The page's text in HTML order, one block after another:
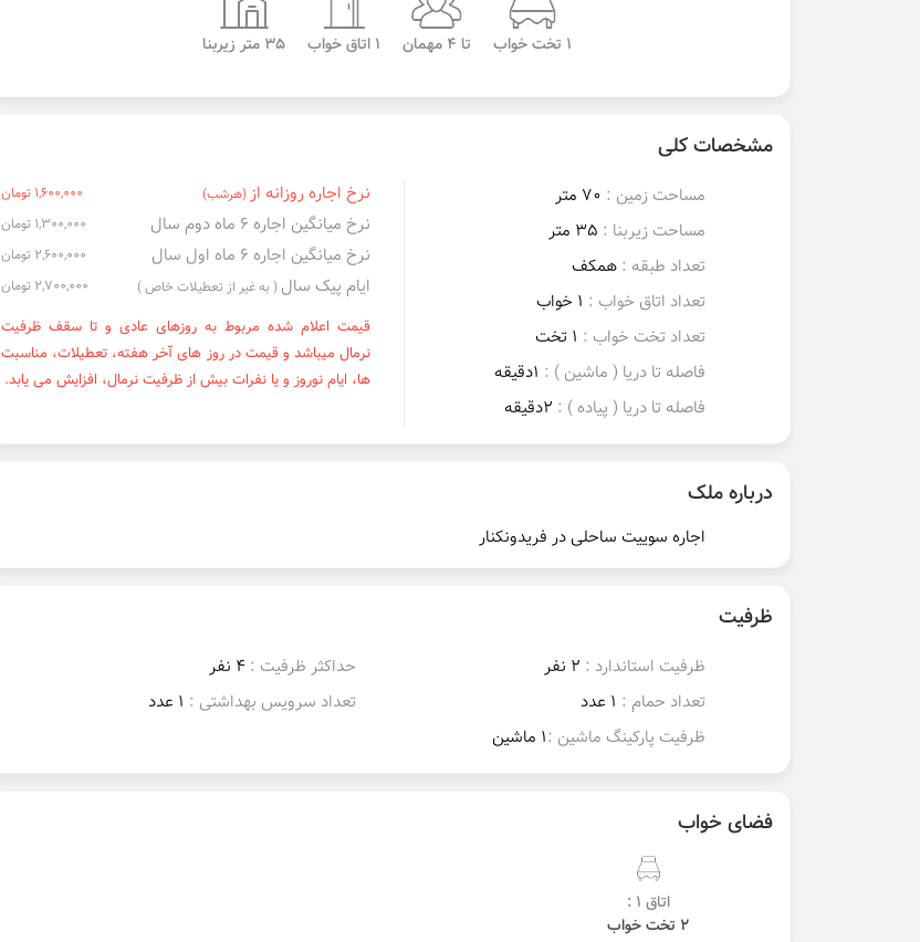
1 تخت خواب تا 4 مهمان 1 اتاق خواب 35 متر زیربنا
مشخصات کلی
مساحت زمین : 70 متر
مساحت زیربنا : 35 متر
تعداد طبقه : همکف
تعداد اتاق خواب : 1 خواب
تعداد تخت خواب : 1 تخت
فاصله تا دریا ( ماشین ) : 1دقیقه
فاصله تا دریا ( پیاده ) : 2دقیقه
نرخ اجاره روزانه از(هرشب) 1,600,000 تومان
نرخ میانگین اجاره ۶ ماه دوم سال 1,300,000 تومان
نرخ میانگین اجاره ۶ ماه اول سال 2,600,000 تومان
ایام پیک سال ( به غیر از تعطیلات خاص ) 2,700,000 تومان
قیمت اعلام شده مربوط به روزهای عادی و تا سقف ظرفیت
نرمال میباشد و قیمت در روز های آخر هفته، تعطیلات، مناسبت
ها، ایام نوروز و یا نفرات بیش از ظرفیت نرمال، افزایش می یابد.
درباره ملک
اجاره سوییت ساحلی در فریدونکنار
ظرفیت
ظرفیت استاندارد : 2 نفر حداکثر ظرفیت : 4 نفر
تعداد حمام : 1 عدد تعداد سرویس بهداشتی : 1 عدد
ظرفیت پارکینگ ماشین :1 ماشین
فضای خواب
اتاق 1 :
2 تخت خواب